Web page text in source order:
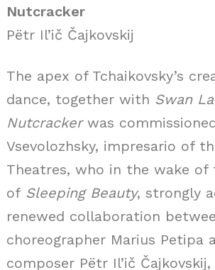
Nutcracker
Pëtr Il’ič Čajkovskij
The apex of Tchaikovsky’s
dance, together with Swan
Nutcrackerwas
Vsevolozhsky, impresario of
Theatres, who in the wake of
of Sleeping Beauty, strongly
renewed collaboration
choreographer Marius Petipa
composer Pëtr Il’ič Čajkovskij,